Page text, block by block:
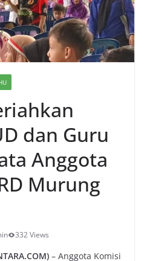
dan Guru
Anggota
Murung
332 Views
– Anggota Komisi